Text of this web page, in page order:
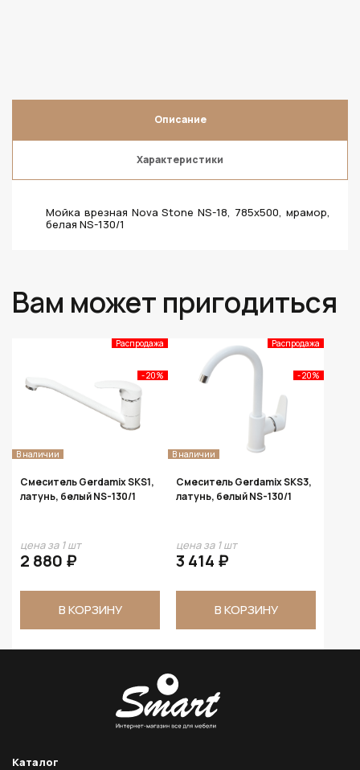
Описание
Характеристики
Мойка врезная Nova Stone NS-18, 785х500, мрамор,
белая NS-130/1
Вам может пригодиться
В наличии
Распродажа
- 20%
Смеситель Gerdamix SKS1,
латунь, белый NS-130/1
цена за 1 шт
2 880 ₽
В КОРЗИНУ
В наличии
Распродажа
- 20%
Смеситель Gerdamix SKS3,
латунь, белый NS-130/1
цена за 1 шт
3 414 ₽
В КОРЗИНУ
Каталог